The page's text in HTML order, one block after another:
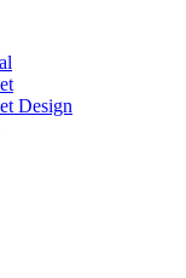
Design